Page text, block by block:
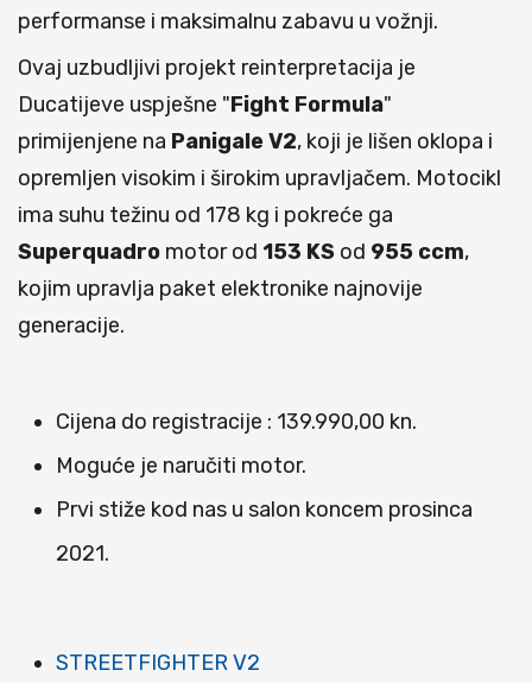
performanse i maksimalnu zabavu u vožnji.
Ovaj uzbudljivi projekt reinterpretacija je
Ducatijeve uspješne "Fight Formula"
primijenjene na Panigale V2, koji je lišen oklopa i
opremljen visokim i širokim upravljačem. Motocikl
ima suhu težinu od 178 kg i pokreće ga
Superquadro motor od 153 KS od 955 ccm,
kojim upravlja paket elektronike najnovije
generacije.
Cijena do registracije : 139.990,00 kn.
Moguće je naručiti motor.
Prvi stiže kod nas u salon koncem prosinca
2021.
STREETFIGHTER V2